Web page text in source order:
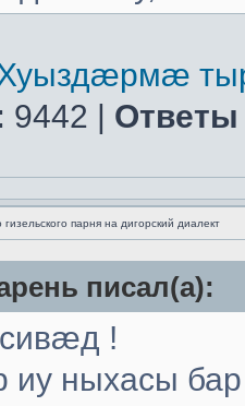
9442 | Ответы
гизельского парня на дигорский диалект
писал(а):
!
ныхасы бар